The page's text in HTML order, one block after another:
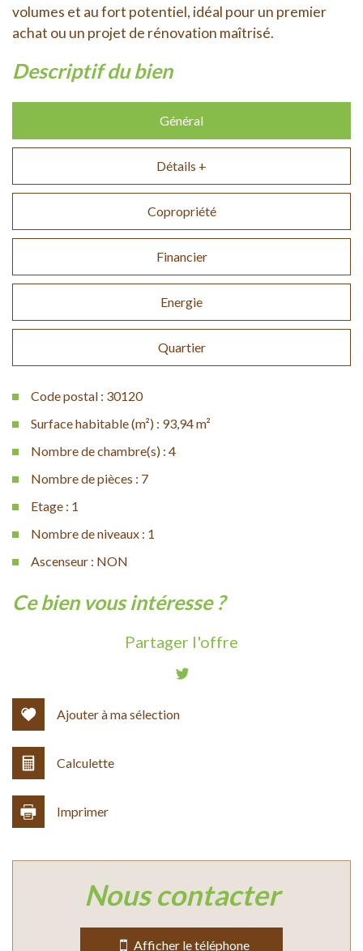
volumes et au fort potentiel, idéal pour un premier
achat ou un projet de rénovation maîtrisé.
descriptif du bien
Général
Détails +
Copropriété
Financier
Energie
Quartier
Code postal : 30120
Surface habitable (m²) : 93,94 m²
Nombre de chambre(s) : 4
Nombre de pièces : 7
Etage : 1
Nombre de niveaux : 1
Ascenseur : NON
la ville de avèze (30120)
ce bien vous intéresse ?
Partager l'offre
Ajouter à ma sélection
Calculette
Imprimer
nous contacter
Afficher le téléphone